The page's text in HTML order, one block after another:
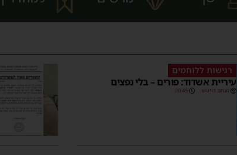
רגישות ללוחמים
עיריית אשדוד: פורים – בלי נפצים
מנחם דויטש 20:45